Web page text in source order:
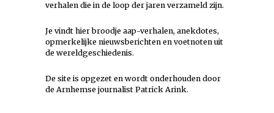
verhalen die in de loop der jaren verzameld zijn.
Je vindt hier broodje aap-verhalen, anekdotes,
opmerkelijke nieuwsberichten en voetnoten uit
de wereldgeschiedenis.
De site is opgezet en wordt onderhouden door
de Arnhemse journalist Patrick Arink.